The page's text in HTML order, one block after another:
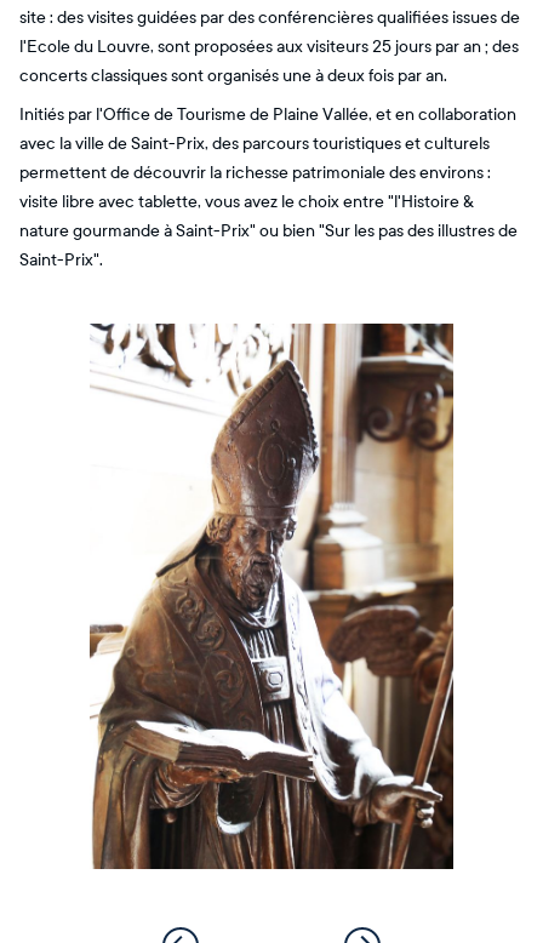
site : des visites guidées par des conférencières qualifiées issues de
l'Ecole du Louvre, sont proposées aux visiteurs 25 jours par an ; des
concerts classiques sont organisés une à deux fois par an.
Initiés par l'Office de Tourisme de Plaine Vallée, et en collaboration
avec la ville de Saint-Prix, des parcours touristiques et culturels
permettent de découvrir la richesse patrimoniale des environs :
visite libre avec tablette, vous avez le choix entre "l'Histoire &
nature gourmande à Saint-Prix" ou bien "Sur les pas des illustres de
Saint-Prix".